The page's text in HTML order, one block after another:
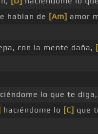
hablan de [Am] amor
con la mente daña,
lo que te diga,
haciéndome lo [C] que